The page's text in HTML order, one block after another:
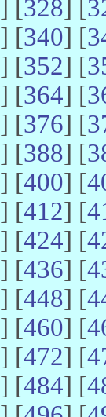
] [328] [
] [340] [
] [352] [
] [364] [
] [376] [
] [388] [
] [400] [
] [412] [
] [424] [
] [436] [
] [448] [
] [460] [
] [472] [
] [484] [